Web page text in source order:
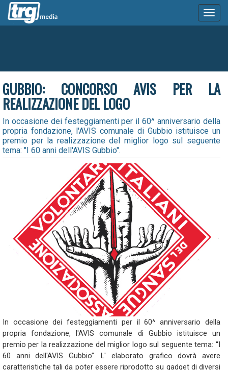
GUBBIO: CONCORSO AVIS PER LA
REALIZZAZIONE DEL LOGO
In occasione dei festeggiamenti per il 60^ anniversario della
propria fondazione, l'AVIS comunale di Gubbio istituisce un
premio per la realizzazione del miglior logo sul seguente
tema: "I 60 anni dell'AVIS Gubbio".
In occasione dei festeggiamenti per il 60^ anniversario della
propria fondazione, l'AVIS comunale di Gubbio istituisce un
premio per la realizzazione del miglior logo sul seguente tema: “I
60 anni dell'AVIS Gubbio”. L' elaborato grafico dovrà avere
caratteristiche tali da poter essere riprodotto su gadget di diversi